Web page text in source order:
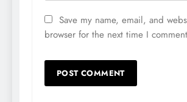
Save my name, email, and
browser for the next time I